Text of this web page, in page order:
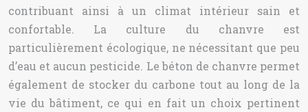
contribuant ainsi à un climat intérieur sain et
confortable. La culture du chanvre est
particulièrement écologique, ne nécessitant que peu
d’eau et aucun pesticide. Le béton de chanvre permet
également de stocker du carbone tout au long de la
vie du bâtiment, ce qui en fait un choix pertinent